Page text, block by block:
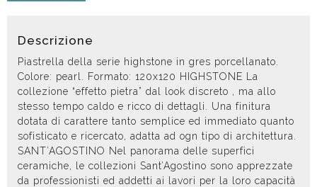
Descrizione
Piastrella della serie highstone in gres porcellanato.
Colore: pearl. Formato: 120x120 HIGHSTONE La
collezione “effetto pietra” dal look discreto , ma allo
stesso tempo caldo e ricco di dettagli. Una finitura
dotata di carattere tanto semplice ed immediato quanto
sofisticato e ricercato, adatta ad ogn tipo di architettura.
SANT’AGOSTINO Nel panorama delle superfici
ceramiche, le collezioni Sant’Agostino sono apprezzate
da professionisti ed addetti ai lavori per la loro capacità